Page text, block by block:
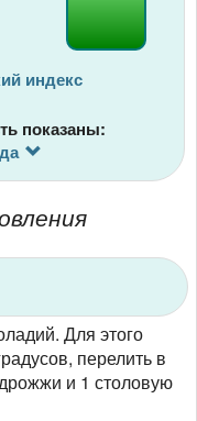
индекс
показаны:
Для этого
перелить в
и 1 столовую